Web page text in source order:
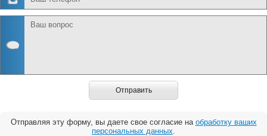
Отправить
Отправляя эту форму, вы даете свое согласие на обработку ваших
персональных данных.